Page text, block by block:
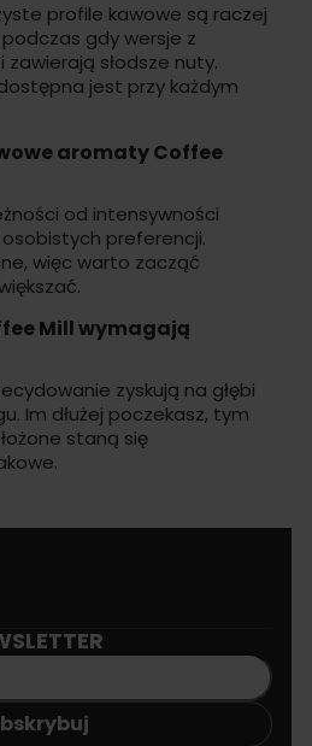
profile kawowe są raczej
gdy wersje z
słodsze nuty.
jest przy każdym
aromaty Coffee
od intensywności
preferencji.
więc warto zacząć
Mill wymagają
zyskują na głębi
Im dłużej poczekasz, tym
staną się